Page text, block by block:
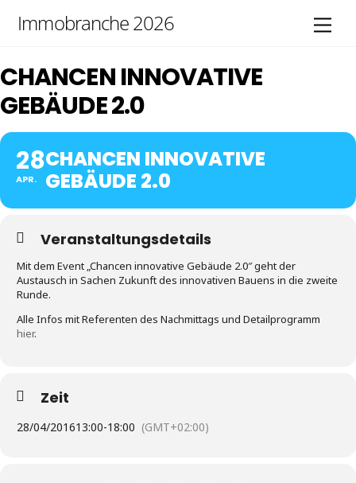
Immobranche 2026
CHANCEN INNOVATIVE
GEBÄUDE 2.0
28
APR.
CHANCEN INNOVATIVE
GEBÄUDE 2.0
Veranstaltungsdetails
Mit dem Event „Chancen innovative Gebäude 2.0″ geht der
Austausch in Sachen Zukunft des innovativen Bauens in die zweite
Runde.
Alle Infos mit Referenten des Nachmittags und Detailprogramm
hier.
Zeit
28/04/201613:00-18:00 (GMT+02:00)